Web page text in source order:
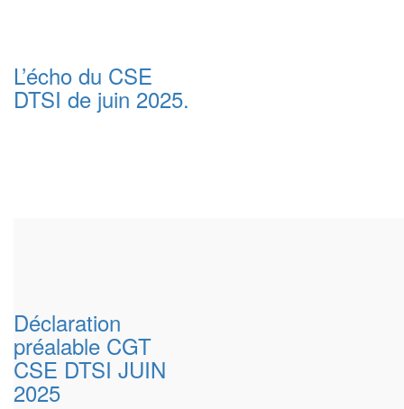
L’écho du CSE
DTSI de juin 2025.
Déclaration
préalable CGT
CSE DTSI JUIN
2025